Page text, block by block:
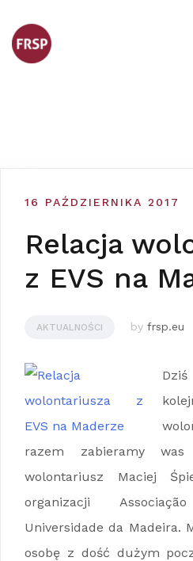
content
16 PAŹDZIERNIKA 2017
Relacja
z EVS na
AKTUALNOŚCI by frsp.eu
razem zabieramy
wolontariusz Maciej
organizacji
Universidade da Madeira.
osobę z dość dużym